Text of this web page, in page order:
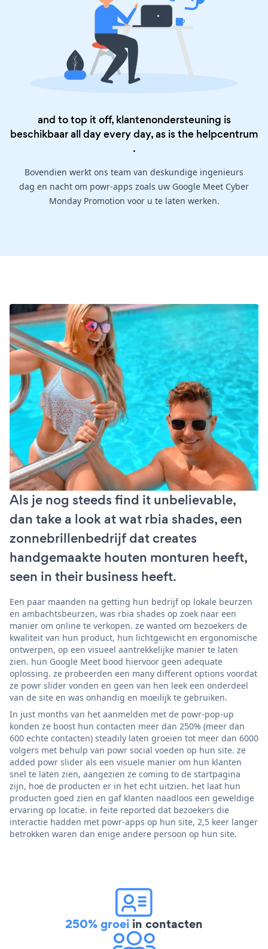
and to top it off, klantenondersteuning is
beschikbaar all day every day, as is the helpcentrum
.
Bovendien werkt ons team van deskundige ingenieurs
dag en nacht om powr-apps zoals uw Google Meet Cyber
Monday Promotion voor u te laten werken.
Als je nog steeds find it unbelievable,
dan take a look at wat rbia shades, een
zonnebrillenbedrijf dat creates
handgemaakte houten monturen heeft,
seen in their business heeft.
Een paar maanden na getting hun bedrijf op lokale beurzen
en ambachtsbeurzen, was rbia shades op zoek naar een
manier om online te verkopen. ze wanted om bezoekers de
kwaliteit van hun product, hun lichtgewicht en ergonomische
ontwerpen, op een visueel aantrekkelijke manier te laten
zien. hun Google Meet bood hiervoor geen adequate
oplossing. ze probeerden een many different options voordat
ze powr slider vonden en geen van hen leek een onderdeel
van de site en was onhandig en moeilijk te gebruiken.
In just months van het aanmelden met de powr-pop-up
konden ze boost hun contacten meer dan 250% (meer dan
600 echte contacten) steadily laten groeien tot meer dan 6000
volgers met behulp van powr social voeden op hun site. ze
added powr slider als een visuele manier om hun klanten
snel te laten zien, aangezien ze coming to de startpagina
zijn, hoe de producten er in het echt uitzien. het laat hun
producten goed zien en gaf klanten naadloos een geweldige
ervaring op locatie. in feite reported dat bezoekers die
interactie hadden met powr-apps op hun site, 2,5 keer langer
betrokken waren dan enige andere persoon op hun site.
250% groei in contacten